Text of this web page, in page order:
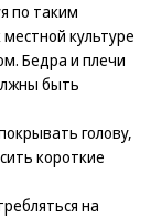
по таким
культуре
Бедра и плечи
быть
голову,
короткие
на